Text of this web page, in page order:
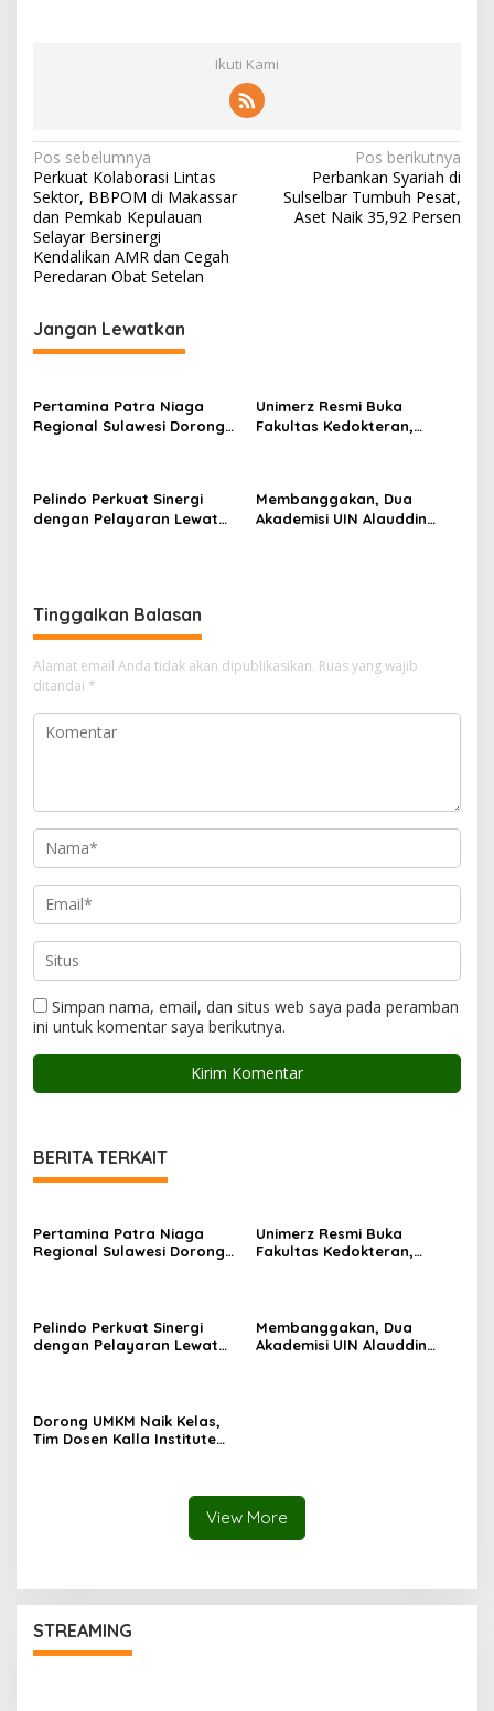
Ikuti Kami
N
a
v
i
g
a
s
p
o
Pos sebelumnya
Perkuat Kolaborasi Lintas
Sektor, BBPOM di Makassar
dan Pemkab Kepulauan
Selayar Bersinergi
Kendalikan AMR dan Cegah
Peredaran Obat Setelan
Pos berikutnya
Perbankan Syariah di
Sulselbar Tumbuh Pesat,
Aset Naik 35,92 Persen
Jangan Lewatkan
Pertamina Patra Niaga
Regional Sulawesi Dorong
Unimerz Resmi Buka
Fakultas Kedokteran,
Profesi Dokter
Pelindo Perkuat Sinergi
dengan Pelayaran Lewat
Membanggakan, Dua
Akademisi UIN Alauddin
Tinggalkan Balasan
Alamat email Anda tidak akan dipublikasikan. Ruas yang wajib
ditandai *
Simpan nama, email, dan situs web saya pada peramban
ini untuk komentar saya berikutnya.
BERITA TERKAIT
Pertamina Patra Niaga
Regional Sulawesi Dorong
Unimerz Resmi Buka
Fakultas Kedokteran,
Profesi Dokter
Pelindo Perkuat Sinergi
dengan Pelayaran Lewat
Membanggakan, Dua
Akademisi UIN Alauddin
Dorong UMKM Naik Kelas,
Tim Dosen Kalla Institute
View More
STREAMING